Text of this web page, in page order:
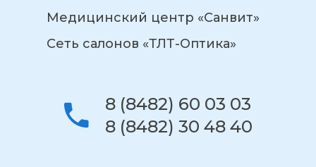
Медицинский центр «Санвит»
Сеть салонов «ТЛТ-Оптика»
8 (8482) 60 03 03
8 (8482) 30 48 40